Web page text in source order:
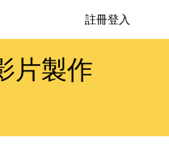
註冊登入
片製作